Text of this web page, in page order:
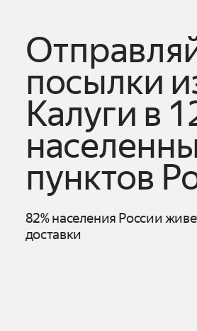
посылки
Калуги в
пунктов
82% населения России
доставки